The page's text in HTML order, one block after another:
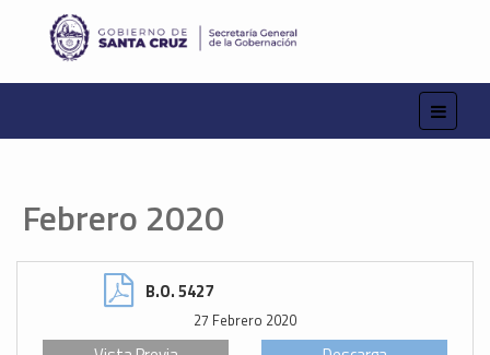
Febrero 2020
B.O. 5427
27 Febrero 2020